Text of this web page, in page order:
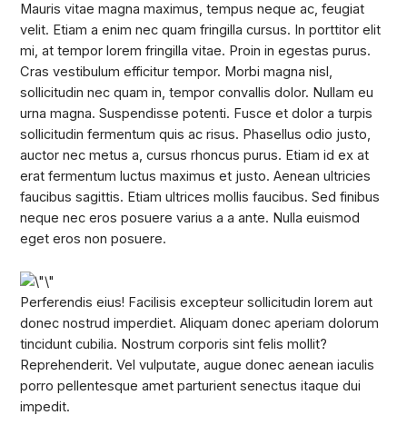
Mauris vitae magna maximus, tempus neque ac, feugiat
velit. Etiam a enim nec quam fringilla cursus. In porttitor elit
mi, at tempor lorem fringilla vitae. Proin in egestas purus.
Cras vestibulum efficitur tempor. Morbi magna nisl,
sollicitudin nec quam in, tempor convallis dolor. Nullam eu
urna magna. Suspendisse potenti. Fusce et dolor a turpis
sollicitudin fermentum quis ac risus. Phasellus odio justo,
auctor nec metus a, cursus rhoncus purus. Etiam id ex at
erat fermentum luctus maximus et justo. Aenean ultricies
faucibus sagittis. Etiam ultrices mollis faucibus. Sed finibus
neque nec eros posuere varius a a ante. Nulla euismod
eget eros non posuere.
Perferendis eius! Facilisis excepteur sollicitudin lorem aut
donec nostrud imperdiet. Aliquam donec aperiam dolorum
tincidunt cubilia. Nostrum corporis sint felis mollit?
Reprehenderit. Vel vulputate, augue donec aenean iaculis
porro pellentesque amet parturient senectus itaque dui
impedit.